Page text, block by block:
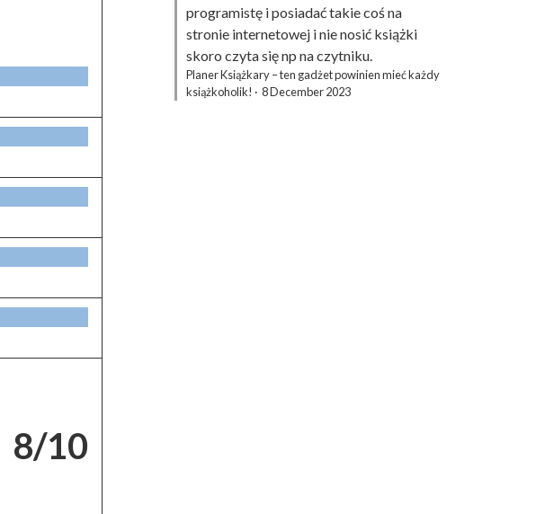
8/10
programistę i posiadać takie coś na
stronie internetowej i nie nosić książki
skoro czyta się np na czytniku.
Planer Książkary – ten gadżet powinien mieć każdy
książkoholik! · 8 December 2023